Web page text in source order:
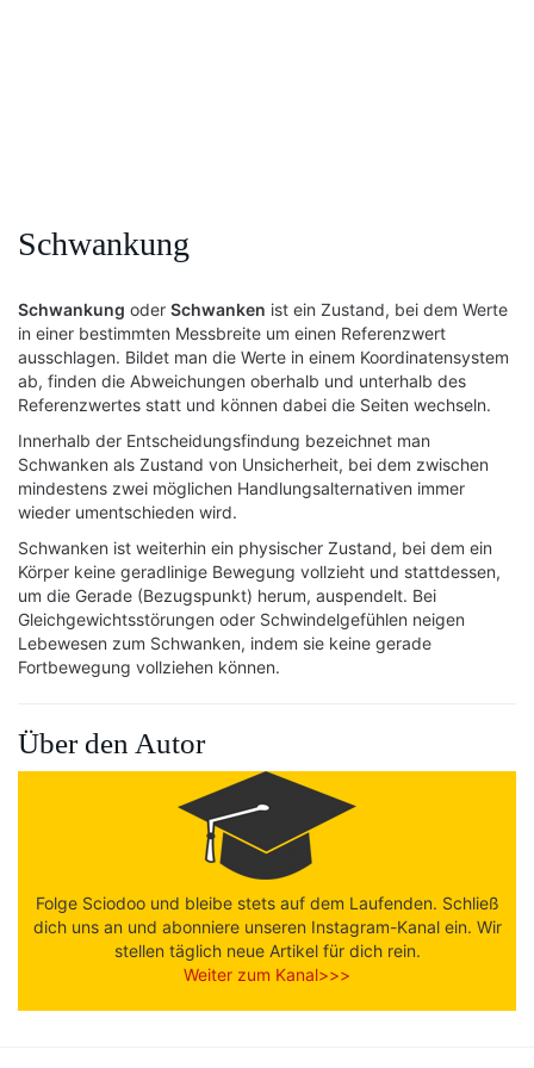
Schwankung
Schwankung oder Schwanken ist ein Zustand, bei dem Werte
in einer bestimmten Messbreite um einen Referenzwert
ausschlagen. Bildet man die Werte in einem Koordinatensystem
ab, finden die Abweichungen oberhalb und unterhalb des
Referenzwertes statt und können dabei die Seiten wechseln.
Innerhalb der Entscheidungsfindung bezeichnet man
Schwanken als Zustand von Unsicherheit, bei dem zwischen
mindestens zwei möglichen Handlungsalternativen immer
wieder umentschieden wird.
Schwanken ist weiterhin ein physischer Zustand, bei dem ein
Körper keine geradlinige Bewegung vollzieht und stattdessen,
um die Gerade (Bezugspunkt) herum, auspendelt. Bei
Gleichgewichtsstörungen oder Schwindelgefühlen neigen
Lebewesen zum Schwanken, indem sie keine gerade
Fortbewegung vollziehen können.
Über den Autor
Folge Sciodoo und bleibe stets auf dem Laufenden. Schließ
dich uns an und abonniere unseren Instagram-Kanal ein. Wir
stellen täglich neue Artikel für dich rein.
Weiter zum Kanal>>>